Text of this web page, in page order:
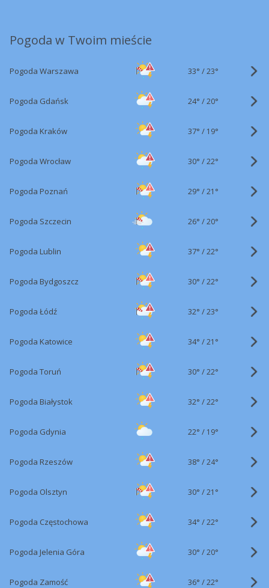
Pogoda w Twoim mieście
Pogoda Warszawa 33° /23°
Pogoda Gdańsk 24° /20°
Pogoda Kraków 37° / 19°
Pogoda Wrocław 30° /22°
Pogoda Poznań 29° /21°
Pogoda Szczecin 26° /20°
Pogoda Lublin 37° /22°
Pogoda Bydgoszcz 30° /22°
Pogoda Łódź 32° /23°
Pogoda Katowice 34° /21°
Pogoda Toruń 30° /22°
Pogoda Białystok 32° /22°
Pogoda Gdynia 22° / 19°
Pogoda Rzeszów 38° /24°
Pogoda Olsztyn 30° /21°
Pogoda Częstochowa 34° /22°
Pogoda Jelenia Góra 30° /20°
Pogoda Zamość 36° /22°